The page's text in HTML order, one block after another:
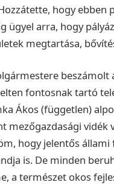
hogy ebben
arra, hogy
megtartása,
beszámolt
fontosnak tartó
Ákos (független)
mezőgazdasági vidék
hogy jelentős
is. De minden
a természet okos